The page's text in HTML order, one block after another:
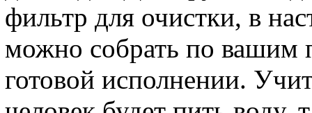
фильтр для очистки, в
можно собрать по вашим
готовой исполнении.